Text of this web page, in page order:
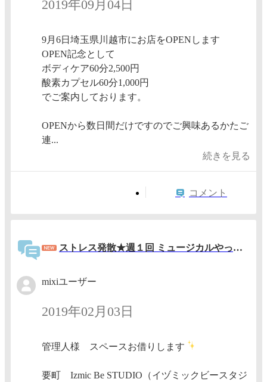
2019年09月04日
9月6日埼玉県川越市にお店をOPENします
OPEN記念として
ボディケア60分2,500円
酸素カプセル60分1,000円
でご案内しております。
OPENから数日間だけですのでご興味あるかたご
連...
続きを見る
コメント
ストレス発散★週１回 ミュージカルやってみよう！３月は【美女と野獣】
mixiユーザー
2019年02月03日
管理人様 スペースお借りします
要町 Izmic Be STUDIO（イヅミックビースタジ